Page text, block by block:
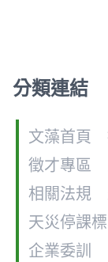
分類連結
文藻首頁
徵才專區
相關法規
天災停課
企業委訓